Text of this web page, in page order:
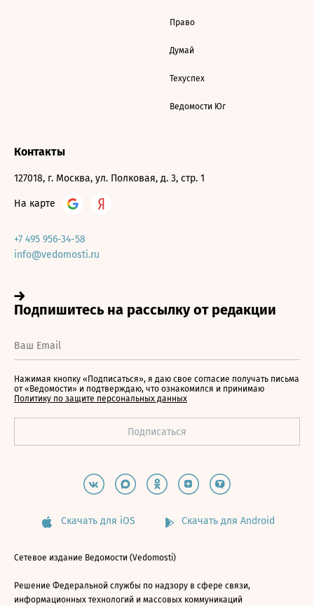
Право
Думай
Техуспех
Ведомости Юг
Контакты
127018, г. Москва, ул. Полковая, д. 3, стр. 1
На карте
+7 495 956-34-58
info@vedomosti.ru
Нажимая кнопку «Подписаться», я даю свое согласие получать письма
от «Ведомости» и подтверждаю, что ознакомился и принимаю
Политику по защите персональных данных
Скачать для iOS Скачать для Android
Сетевое издание Ведомости (Vedomosti)
Решение Федеральной службы по надзору в сфере связи,
информационных технологий и массовых коммуникаций